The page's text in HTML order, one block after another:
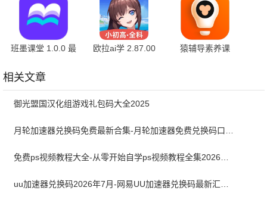
版
班墨课堂 1.0.0 最
欧拉ai学 2.87.00
猿辅导素养课
相关文章
御光盟国汉化组游戏礼包码大全2025